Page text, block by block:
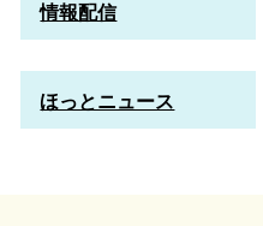
情報配信
ほっとニュース